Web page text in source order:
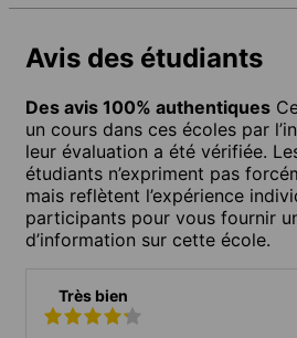
Avis des étudiants
Des avis 100% authentiques
un cours dans ces écoles par
leur évaluation a été vérifiée.
étudiants n’expriment pas
mais reflètent l’expérience
participants pour vous fournir
d’information sur cette école.
Très bien